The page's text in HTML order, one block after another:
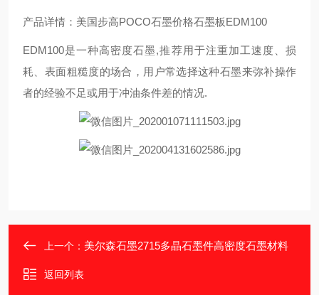
产品详情：美国步高POCO石墨价格石墨板EDM100
EDM100是一种高密度石墨,推荐用于注重加工速度、损
耗、表面粗糙度的场合，用户常选择这种石墨来弥补操作
者的经验不足或用于冲油条件差的情况.
上一个： 美尔森石墨2715多晶石墨件高密度石墨材料
返回列表